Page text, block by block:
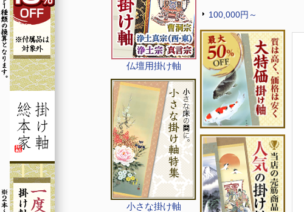
仏壇用掛け軸
小さな掛け軸
100,000円～